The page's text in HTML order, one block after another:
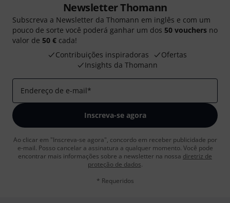
Newsletter Thomann
Subscreva a Newsletter da Thomann em inglês e com um
pouco de sorte você poderá ganhar um dos 50 vouchers no
valor de 50 € cada!
Contribuições inspiradoras
Ofertas
Insights da Thomann
Endereço de e-mail*
Inscreva-se agora
Ao clicar em "Inscreva-se agora", concordo em receber publicidade por
e-mail. Posso cancelar a assinatura a qualquer momento. Você pode
encontrar mais informações sobre a newsletter na nossa diretriz de
proteção de dados.
* Requeridos